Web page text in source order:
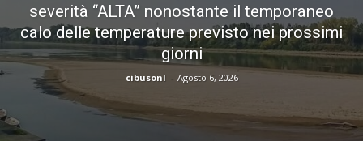
severità “ALTA” nonostante il temporaneo
calo delle temperature previsto nei prossimi
giorni
cibusonl - Agosto 6, 2026